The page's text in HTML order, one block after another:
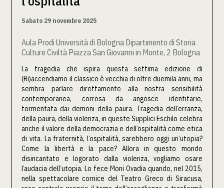
Sabato 29 novembre 2025
Aula Prodi Università di Bologna Dipartimento di Storia
Culture Civiltà Piazza San Giovanni in Monte, 2 Bologna
La tragedia che ispira questa settima edizione di
(Ri)accendiamo il classico è vecchia di oltre duemila anni, ma
sembra parlare direttamente alla nostra sensibilità
contemporanea, corrosa da angosce identitarie,
tormentata dai demoni della paura. Tragedia dell’erranza,
della paura, della violenza, in queste Supplici Eschilo celebra
anche il valore della democrazia e dell’ospitalità come etica
di vita. La fraternità, l’ospitalità, sarebbero oggi un’utopia?
Come la libertà e la pace? Allora in questo mondo
disincantato e logorato dalla violenza, vogliamo osare
l’audacia dell’utopia. Lo fece Moni Ovadia quando, nel 2015,
nella spettacolare cornice del Teatro Greco di Siracusa,